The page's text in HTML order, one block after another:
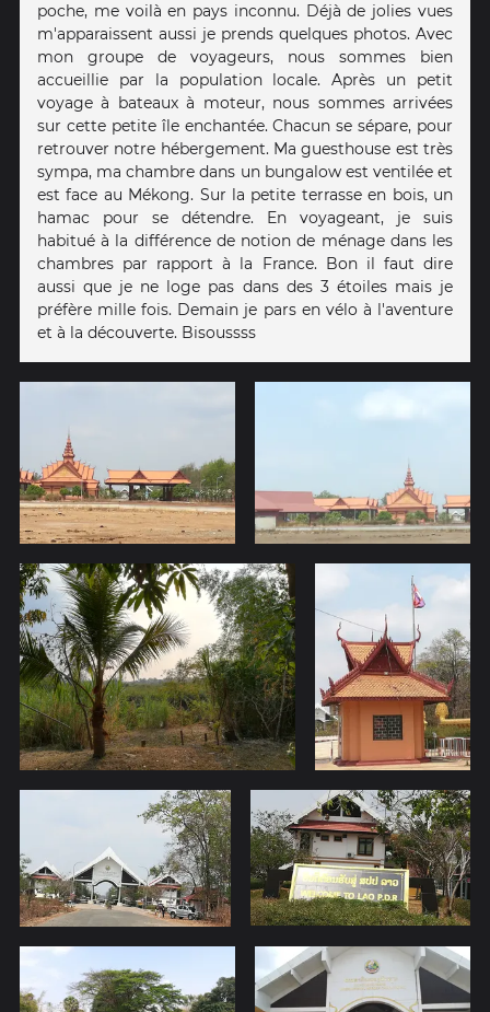
poche, me voilà en pays inconnu. Déjà de jolies vues
m'apparaissent aussi je prends quelques photos. Avec
mon groupe de voyageurs, nous sommes bien
accueillie par la population locale. Après un petit
voyage à bateaux à moteur, nous sommes arrivées
sur cette petite île enchantée. Chacun se sépare, pour
retrouver notre hébergement. Ma guesthouse est très
sympa, ma chambre dans un bungalow est ventilée et
est face au Mékong. Sur la petite terrasse en bois, un
hamac pour se détendre. En voyageant, je suis
habitué à la différence de notion de ménage dans les
chambres par rapport à la France. Bon il faut dire
aussi que je ne loge pas dans des 3 étoiles mais je
préfère mille fois. Demain je pars en vélo à l'aventure
et à la découverte. Bisoussss